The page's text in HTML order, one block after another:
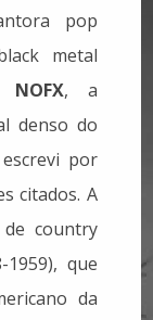
pop
metal
NOFX, a
denso do
por
citados. A
country
1959), que
da